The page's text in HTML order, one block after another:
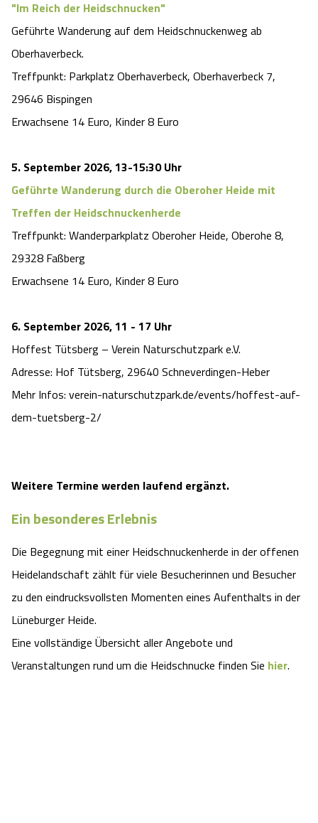
"Im Reich der Heidschnucken"
Geführte Wanderung auf dem Heidschnuckenweg ab
Oberhaverbeck.
Treffpunkt: Parkplatz Oberhaverbeck, Oberhaverbeck 7,
29646 Bispingen
Erwachsene 14 Euro, Kinder 8 Euro
5. September 2026, 13-15:30 Uhr
Geführte Wanderung durch die Oberoher Heide mit
Treffen der Heidschnuckenherde
Treffpunkt: Wanderparkplatz Oberoher Heide, Oberohe 8,
29328 Faßberg
Erwachsene 14 Euro, Kinder 8 Euro
6. September 2026, 11 - 17 Uhr
Hoffest Tütsberg – Verein Naturschutzpark e.V.
Adresse: Hof Tütsberg, 29640 Schneverdingen-Heber
Mehr Infos: verein-naturschutzpark.de/events/hoffest-auf-
dem-tuetsberg-2/
Weitere Termine werden laufend ergänzt.
Ein besonderes Erlebnis
Die Begegnung mit einer Heidschnuckenherde in der offenen
Heidelandschaft zählt für viele Besucherinnen und Besucher
zu den eindrucksvollsten Momenten eines Aufenthalts in der
Lüneburger Heide.
Eine vollständige Übersicht aller Angebote und
Veranstaltungen rund um die Heidschnucke finden Sie hier.